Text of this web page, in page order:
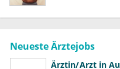
Neueste Ärztejobs
Ärztin/Arzt in